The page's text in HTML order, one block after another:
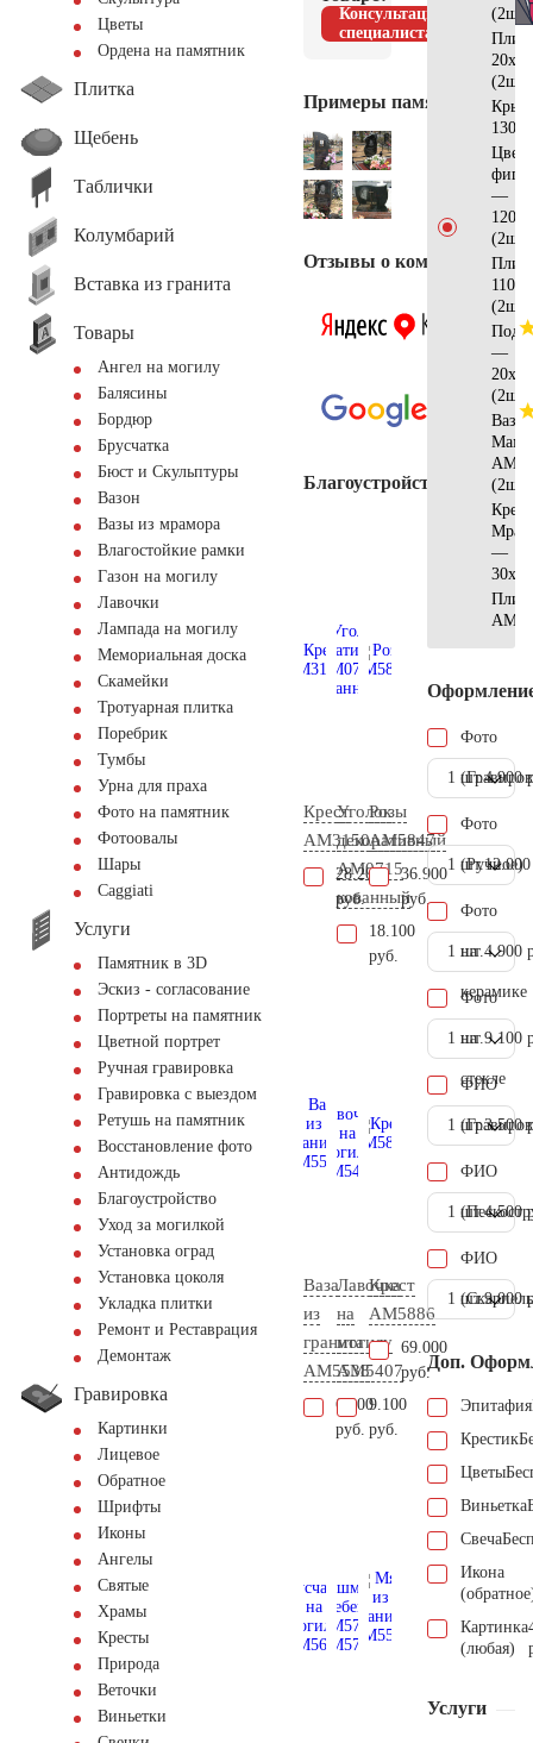
Цветы
Ордена на памятник
Плитка
Щебень
Таблички
Колумбарий
Вставка из гранита
Товары
Ангел на могилу
Балясины
Бордюр
Брусчатка
Бюст и Скульптуры
Вазон
Вазы из мрамора
Влагостойкие рамки
Газон на могилу
Лавочки
Лампада на могилу
Мемориальная доска
Скамейки
Тротуарная плитка
Поребрик
Тумбы
Урна для праха
Фото на памятник
Фотоовалы
Шары
Сaggiati
Услуги
Памятник в 3D
Эскиз - согласование
Портреты на памятник
Цветной портрет
Ручная гравировка
Гравировка с выездом
Ретушь на памятник
Восстановление фото
Антидождь
Благоустройство
Уход за могилкой
Установка оград
Установка цоколя
Укладка плитки
Ремонт и Реставрация
Демонтаж
Гравировка
Картинки
Лицевое
Обратное
Шрифты
Иконы
Ангелы
Святые
Храмы
Кресты
Природа
Веточки
Виньетки
Консультация
специалиста
Примеры памятников
Отзывы о компании
Благоустройство
Крест
AM3150
28.200
руб.
Уголок
декоративный
AM0715
кованный
18.100
руб.
Розы
AM5847
36.900
руб.
Ваза
из
гранита
AM5538
6.300
руб.
Лавочка
на
могилу
AM5407
9.100
руб.
Крест
AM5886
69.000
руб.
(2шт)
(2шт)
—
(2шт)
(2шт)
—
(2шт)
Ваза
(2шт)
Крест
—
Фото
1 шт.4.900
Фото
(Ручное)
1 шт.
Фото
на
керамике
1 шт. 4.900
Фото
на
стекле
1 шт. 9.100
ФИО
1 шт.3.500
ФИО
1 шт.4.500
ФИО
1 шт.9.000
Доп.
Эпитафия
Крестик
Цветы
Виньетка
Свеча
Икона
Картинка
(любая)
Услуги